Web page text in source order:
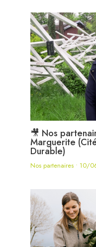
🎥 Nos
Marguerite
Durable)
Nos partenaires • 10/